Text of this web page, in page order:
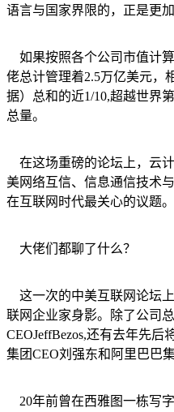
语言与国家界限的，正是更
如果按照各个公司市值计
佬总计管理着2.5万亿美元，
据）总和的近1/10,超越世界
总量。
在这场重磅的论坛上，云
美网络互信、信息通信技术
在互联网时代最关心的议题。
大佬们都聊了什么？
这一次的中美互联网论坛
联网企业家身影。除了公司
CEOJeffBezos,还有去年先
集团CEO刘强东和阿里巴巴
20年前曾在西雅图一栋写